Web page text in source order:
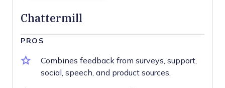
Chattermill
PROS
Combines feedback from surveys, support,
social, speech, and product sources.